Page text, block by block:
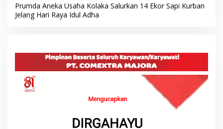
Prumda Aneka Usaha Kolaka Salurkan 14 Ekor Sapi Kurban
Jelang Hari Raya Idul Adha